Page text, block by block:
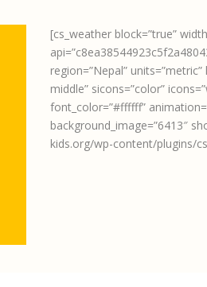
[cs_weather block=”true”
region=”Nepal”
middle” sicons=”color”
font_color=”#ffffff”
background_image=”6413″
kids.org/wp-content/plugins/